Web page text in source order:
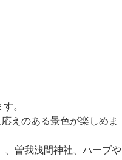
。
えのある景色が楽しめま
、曽我浅間神社、ハーブや